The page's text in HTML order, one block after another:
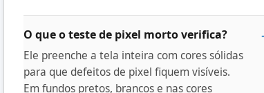
O que o teste de pixel morto verifica?
Ele preenche a tela inteira com cores sólidas
para que defeitos de pixel fiquem visíveis.
Em fundos pretos, brancos e nas cores